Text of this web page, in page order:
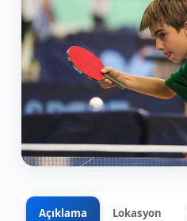
Açıklama Lokasyon